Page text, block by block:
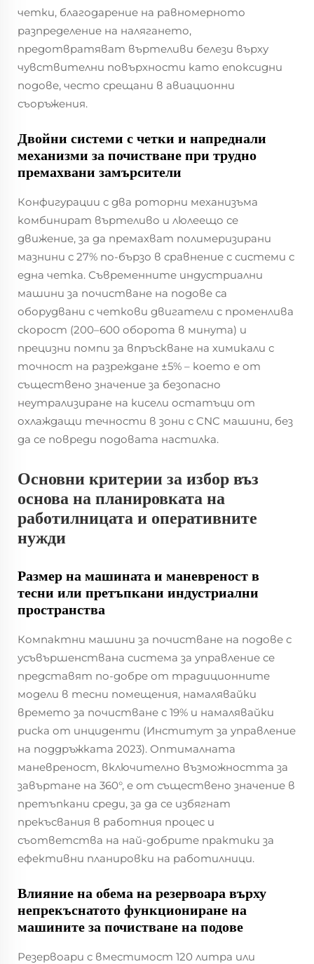
четки, благодарение на равномерното
разпределение на налягането,
предотвратяват въртеливи белези върху
чувствителни повърхности като епоксидни
подове, често срещани в авиационни
съоръжения.
Двойни системи с четки и напреднали
механизми за почистване при трудно
премахвани замърсители
Конфигурации с два роторни механизъма
комбинират въртеливо и люлеещо се
движение, за да премахват полимеризирани
мазнини с 27% по-бързо в сравнение с системи с
една четка. Съвременните индустриални
машини за почистване на подове са
оборудвани с четкови двигатели с променлива
скорост (200–600 оборота в минута) и
прецизни помпи за впръскване на химикали с
точност на разреждане ±5% – което е от
съществено значение за безопасно
неутрализиране на кисели остатъци от
охлаждащи течности в зони с CNC машини, без
да се повреди подовата настилка.
Основни критерии за избор въз
основа на планировката на
работилницата и оперативните
нужди
Размер на машината и маневреност в
тесни или претъпкани индустриални
пространства
Компактни машини за почистване на подове с
усъвършенствана система за управление се
представят по-добре от традиционните
модели в тесни помещения, намалявайки
времето за почистване с 19% и намалявайки
риска от инциденти (Институт за управление
на поддръжката 2023). Оптималната
маневреност, включително възможността за
завъртане на 360°, е от съществено значение в
претъпкани среди, за да се избягнат
прекъсвания в работния процес и
съответства на най-добрите практики за
ефективни планировки на работилници.
Влияние на обема на резервоара върху
непрекъснатото функциониране на
машините за почистване на подове
Резервоари с вместимост 120 литра или